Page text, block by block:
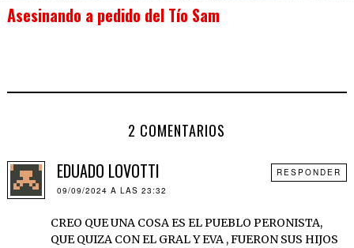
Asesinando a pedido del Tío Sam
2 COMENTARIOS
EDUADO LOVOTTI
09/09/2024 A LAS 23:32
CREO QUE UNA COSA ES EL PUEBLO PERONISTA,
QUE QUIZA CON EL GRAL Y EVA , FUERON SUS HIJOS
RESPONDER